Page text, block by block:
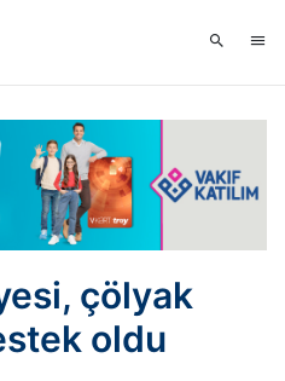
çölyak
oldu